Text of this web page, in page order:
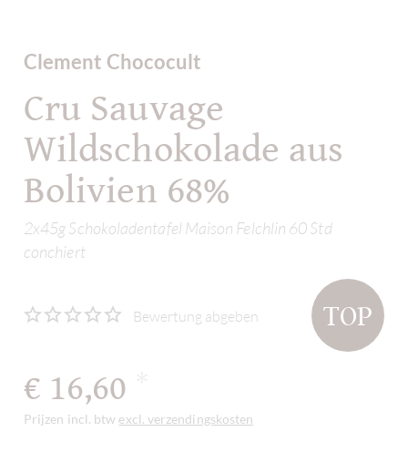
Clement Chococult
Cru Sauvage
Wildschokolade aus
Bolivien 68%
2x45g Schokoladentafel Maison Felchlin 60 Std
conchiert
TOP
Bewertung abgeben
€ 16,60
Prijzen incl. btw excl. verzendingskosten